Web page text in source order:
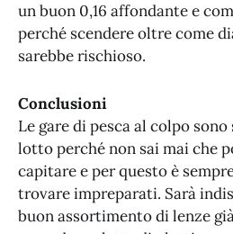
un buon 0,16 affondante e
perché scendere oltre come
sarebbe rischioso.
Conclusioni
Le gare di pesca al colpo
lotto perché non sai mai che
capitare e per questo è
trovare impreparati. Sarà
buon assortimento di lenze